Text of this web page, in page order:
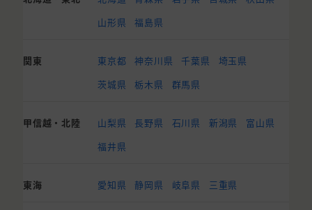
山形県
福島県
関東 東京都 神奈川県 千葉県
埼玉県
茨城県
栃木県 群馬県
甲信越・北陸 山梨県 長野県 石川県 新潟県
富山県
福井県
東海 愛知県 静岡県 岐阜県 三重県